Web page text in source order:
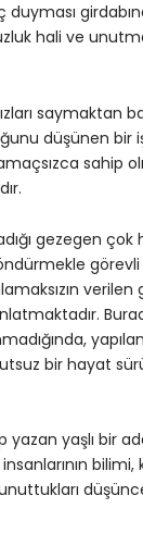
hali ve
saymaktan
düşünen bir iş
sahip
gezegen çok
görevli
bir hayat
yazan yaşlı bir
bilimi,